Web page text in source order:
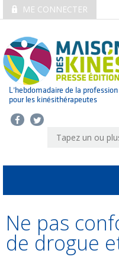
ME CONNECTER
L’hebdomadaire de la profession
pour les kinésithérapeutes
Ne pas
de drogue